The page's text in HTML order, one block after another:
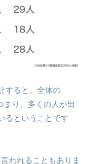
すると、全体の
まり、多くの人が出
るということです
われることもありま